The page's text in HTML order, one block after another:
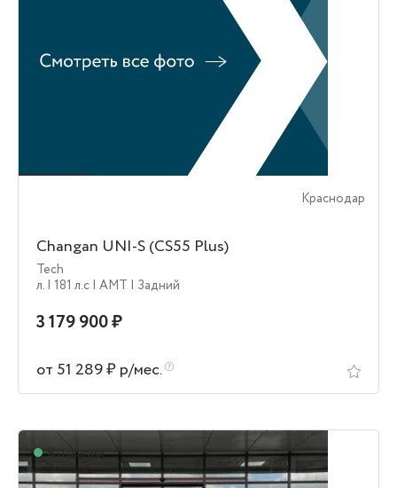
Краснодар
Changan UNI-S (CS55 Plus)
Tech
л. | 181 л.c | AMT | Задний
3 179 900 ₽
от 51 289 ₽ р/мес.
В наличии